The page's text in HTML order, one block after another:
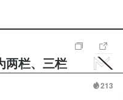
两栏、三栏
213